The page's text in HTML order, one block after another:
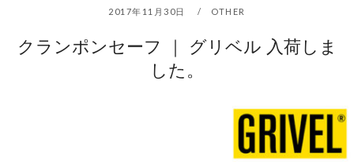
2017年11月30日 OTHER
クランポンセーフ ｜ グリベル 入荷しま
した。